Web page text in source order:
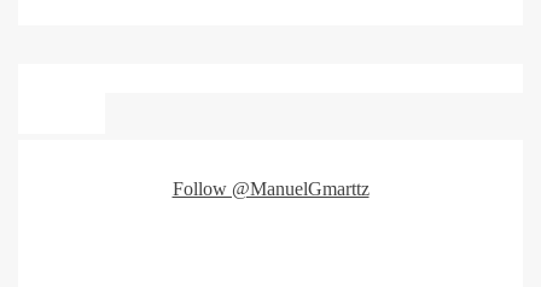
Follow @ManuelGmarttz